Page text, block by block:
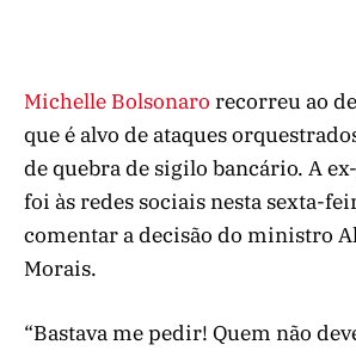
Michelle Bolsonaro recorreu ao
que é alvo de ataques
de quebra de sigilo bancário. A
foi às redes sociais nesta sexta-
comentar a decisão do ministro
Morais.
“Bastava me pedir! Quem não